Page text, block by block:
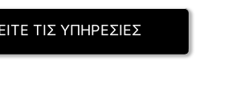
ΤΙΣ ΥΠΗΡΕΣΙΕΣ